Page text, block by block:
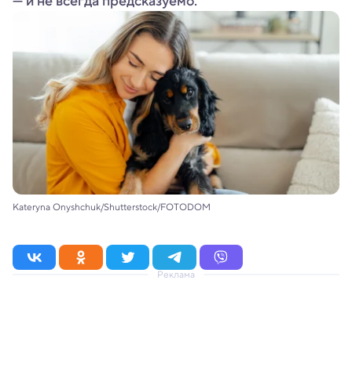
Kateryna Onyshchuk/Shutterstock/FOTODOM
Реклама